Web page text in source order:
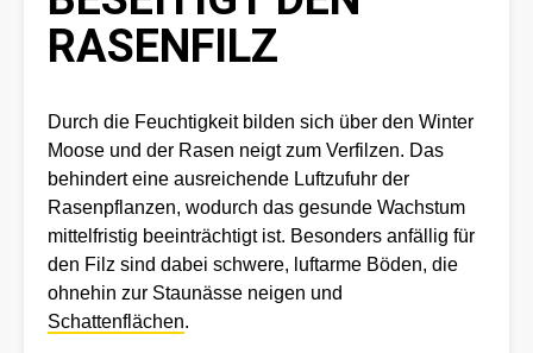
RASENFILZ
Durch die Feuchtigkeit bilden sich über den Winter
Moose und der Rasen neigt zum Verfilzen. Das
behindert eine ausreichende Luftzufuhr der
Rasenpflanzen, wodurch das gesunde Wachstum
mittelfristig beeinträchtigt ist. Besonders anfällig für
den Filz sind dabei schwere, luftarme Böden, die
ohnehin zur Staunässe neigen und
Schattenflächen.